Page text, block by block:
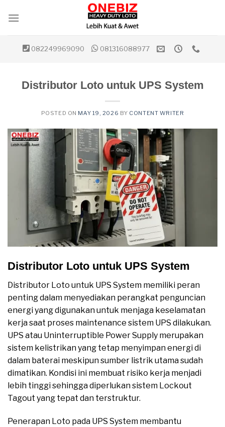
082249969090 081316088977
Distributor Loto untuk UPS System
POSTED ON MAY 19, 2026 BY CONTENT WRITER
Distributor Loto untuk UPS System
Distributor Loto untuk UPS System memiliki peran
penting dalam menyediakan perangkat penguncian
energi yang digunakan untuk menjaga keselamatan
kerja saat proses maintenance sistem UPS dilakukan.
UPS atau Uninterruptible Power Supply merupakan
sistem kelistrikan yang tetap menyimpan energi di
dalam baterai meskipun sumber listrik utama sudah
dimatikan. Kondisi ini membuat risiko kerja menjadi
lebih tinggi sehingga diperlukan sistem Lockout
Tagout yang tepat dan terstruktur.
Penerapan Loto pada UPS System membantu